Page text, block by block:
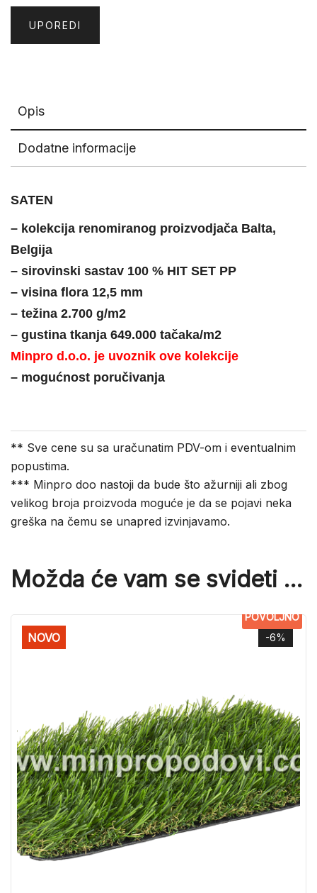
UPOREDI
Opis
Dodatne informacije
SATEN
– kolekcija renomiranog proizvodjača Balta,
Belgija
– sirovinski sastav 100 % HIT SET PP
– visina flora 12,5 mm
– težina 2.700 g/m2
– gustina tkanja 649.000 tačaka/m2
Minpro d.o.o. je uvoznik ove kolekcije
– mogućnost poručivanja
** Sve cene su sa uračunatim PDV-om i eventualnim
popustima.
*** Minpro doo nastoji da bude što ažurniji ali zbog
velikog broja proizvoda moguće je da se pojavi neka
greška na čemu se unapred izvinjavamo.
Možda će vam se svideti …
-6%
NOVO
POVOLJNO